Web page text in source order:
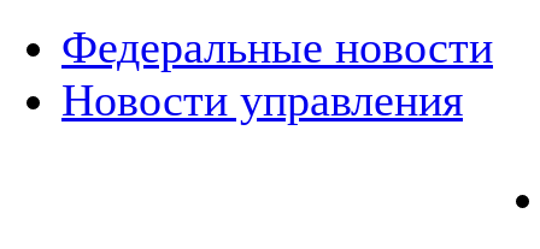
Федеральные новости
Новости управления